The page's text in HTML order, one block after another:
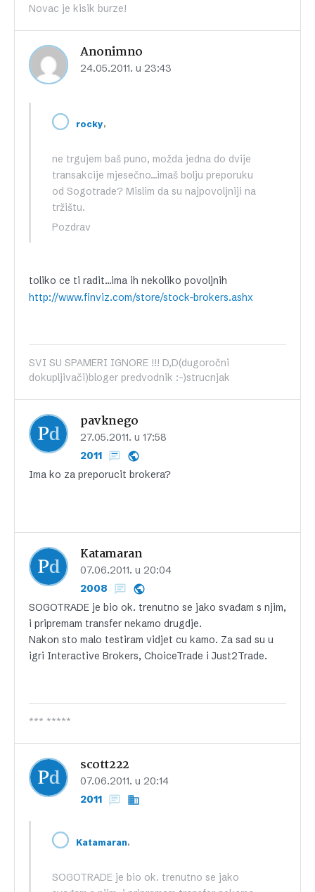
Novac je kisik burze!
Anonimno
24.05.2011. u 23:43
rocky,
ne trgujem baš puno, možda jedna do dvije
transakcije mjesečno…imaš bolju preporuku
od Sogotrade? Mislim da su najpovoljniji na
tržištu.
Pozdrav
toliko ce ti radit…ima ih nekoliko povoljnih
http://www.finviz.com/store/stock-brokers.ashx
SVI SU SPAMERI IGNORE !!! D,D(dugoročni
dokupljivači)bloger predvodnik :-)strucnjak
pavknego
27.05.2011. u 17:58
2011
Ima ko za preporucit brokera?
Katamaran
07.06.2011. u 20:04
2008
SOGOTRADE je bio ok. trenutno se jako svađam s njim,
i pripremam transfer nekamo drugdje.
Nakon sto malo testiram vidjet cu kamo. Za sad su u
igri Interactive Brokers, ChoiceTrade i Just2Trade.
*** *****
scott222
07.06.2011. u 20:14
2011
Katamaran,
SOGOTRADE je bio ok. trenutno se jako